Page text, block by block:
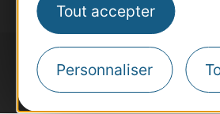
Tout accepter
Personnaliser